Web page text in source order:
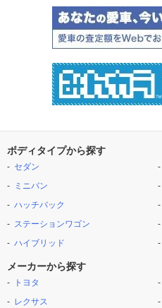
ボディタイプから探す
セダン
ミニバン
ハッチバック
ステーションワゴン
ハイブリッド
メーカーから探す
トヨタ
レクサス